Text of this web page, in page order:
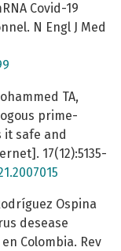
Covid-19
N Engl J Med
TA,
prime-
it safe and
17(12):5135-
Ospina
desease
Colombia. Rev